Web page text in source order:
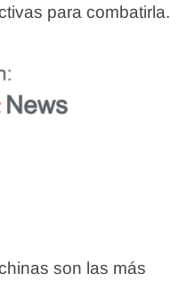
para combatirla.
son las más